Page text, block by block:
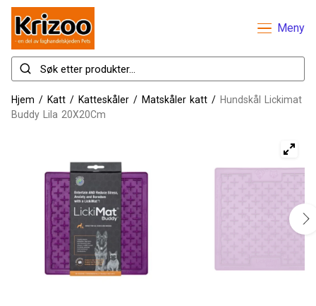
Meny
Hjem / Katt / Katteskåler / Matskåler katt / Hundskål Lickimat
Buddy Lila 20X20Cm